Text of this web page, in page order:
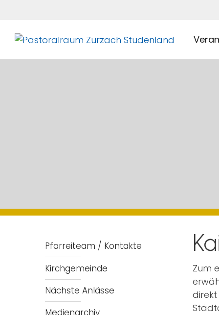
Zum
Pfarreiteam / Kontakte
Kirchgemeinde
Nächste Anlässe